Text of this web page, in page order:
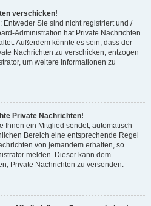
verschicken!
Entweder Sie sind nicht registriert und /
Administration hat Private Nachrichten
Außerdem könnte es sein, dass der
Nachrichten zu verschicken, entzogen
um weitere Informationen zu
Private Nachrichten!
Ihnen ein Mitglied sendet, automatisch
Bereich eine entsprechende Regel
von jemandem erhalten, so
melden. Dieser kann dem
Private Nachrichten zu versenden.